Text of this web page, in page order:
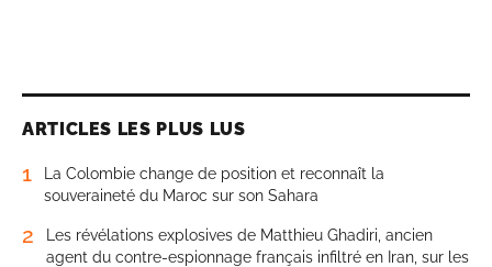
ARTICLES LES PLUS LUS
1
La Colombie change de position et reconnaît la
souveraineté du Maroc sur son Sahara
2
Les révélations explosives de Matthieu Ghadiri, ancien
agent du contre-espionnage français infiltré en Iran, sur les